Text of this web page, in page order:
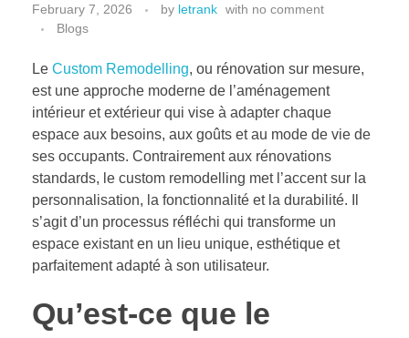
February 7, 2026 by letrank with no comment
Blogs
Le Custom Remodelling, ou rénovation sur mesure,
est une approche moderne de l’aménagement
intérieur et extérieur qui vise à adapter chaque
espace aux besoins, aux goûts et au mode de vie de
ses occupants. Contrairement aux rénovations
standards, le custom remodelling met l’accent sur la
personnalisation, la fonctionnalité et la durabilité. Il
s’agit d’un processus réfléchi qui transforme un
espace existant en un lieu unique, esthétique et
parfaitement adapté à son utilisateur.
Qu’est-ce que le